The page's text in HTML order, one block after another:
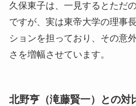
久保東子は、一見するとただ
ですが、実は東帝大学の理事
ションを担っており、その意
さを増幅させています。
北野亨（滝藤賢一）との対